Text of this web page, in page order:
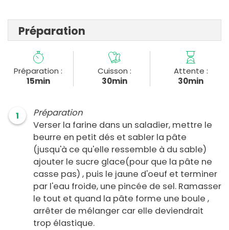
Préparation
Préparation :
15min
Cuisson :
30min
Attente :
30min
1
Préparation
Verser la farine dans un saladier, mettre le
beurre en petit dés et sabler la pâte
(jusqu'à ce qu'elle ressemble à du sable)
ajouter le sucre glace(pour que la pâte ne
casse pas) , puis le jaune d'oeuf et terminer
par l'eau froide, une pincée de sel. Ramasser
le tout et quand la pâte forme une boule ,
arrêter de mélanger car elle deviendrait
trop élastique.